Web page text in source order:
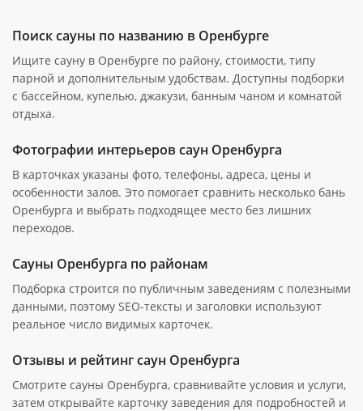
Поиск сауны по названию в Оренбурге
Ищите сауну в Оренбурге по району, стоимости, типу
парной и дополнительным удобствам. Доступны подборки
с бассейном, купелью, джакузи, банным чаном и комнатой
отдыха.
Фотографии интерьеров саун Оренбурга
В карточках указаны фото, телефоны, адреса, цены и
особенности залов. Это помогает сравнить несколько бань
Оренбурга и выбрать подходящее место без лишних
переходов.
Сауны Оренбурга по районам
Подборка строится по публичным заведениям с полезными
данными, поэтому SEO-тексты и заголовки используют
реальное число видимых карточек.
Отзывы и рейтинг саун Оренбурга
Смотрите сауны Оренбурга, сравнивайте условия и услуги,
затем открывайте карточку заведения для подробностей и